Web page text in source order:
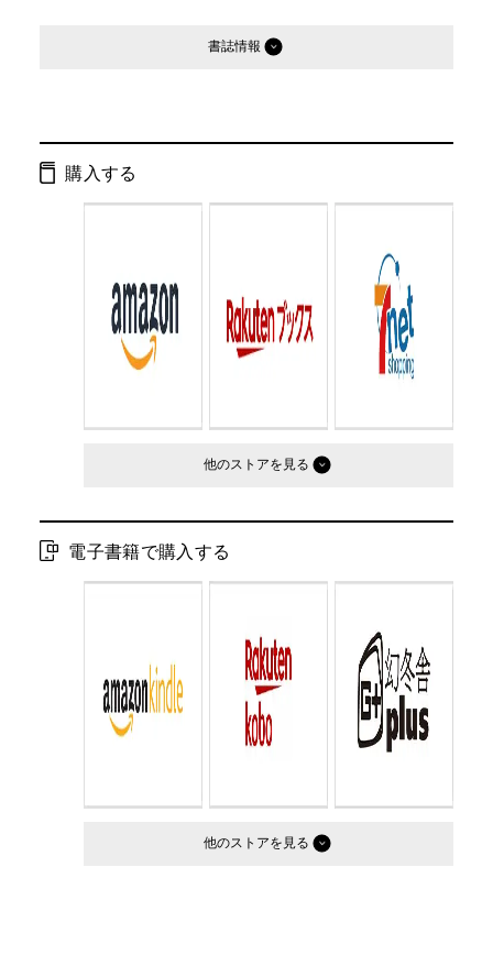
書誌情報
ISBN：
購入する
他のストア
電子書籍で購入する
他のストア